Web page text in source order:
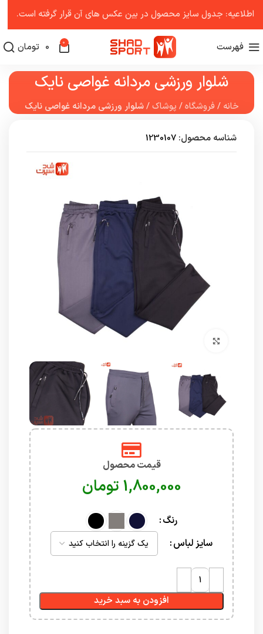
فهرست 0
0 تومان
شلوار ورزشی مردانه غواصی نایک
خانه /فروشگاه/ پوشاک/شلوار ورزشی مردانه غواصی نایک
شناسه محصول: 1230107
برای بزرگنمایی کلیک کنید
قیمت محصول
تومان
رنگ
سایز لباس
افزودن به سبد خرید
اطلاعیه: جدول سایز محصول در بین عکس ‌های آن قرار گرفته است.